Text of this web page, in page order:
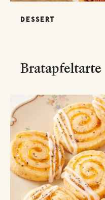
DESSERT
Bratapfeltarte